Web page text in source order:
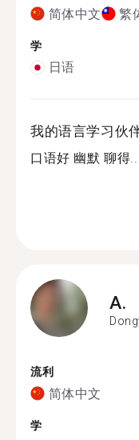
简体中文 繁
学
日语
我的语言学习伙
口语好 幽默 聊得
A.
流利
简体中文
学